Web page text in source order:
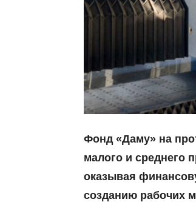
Фонд «Даму» на
малого и среднего
оказывая
созданию рабочих